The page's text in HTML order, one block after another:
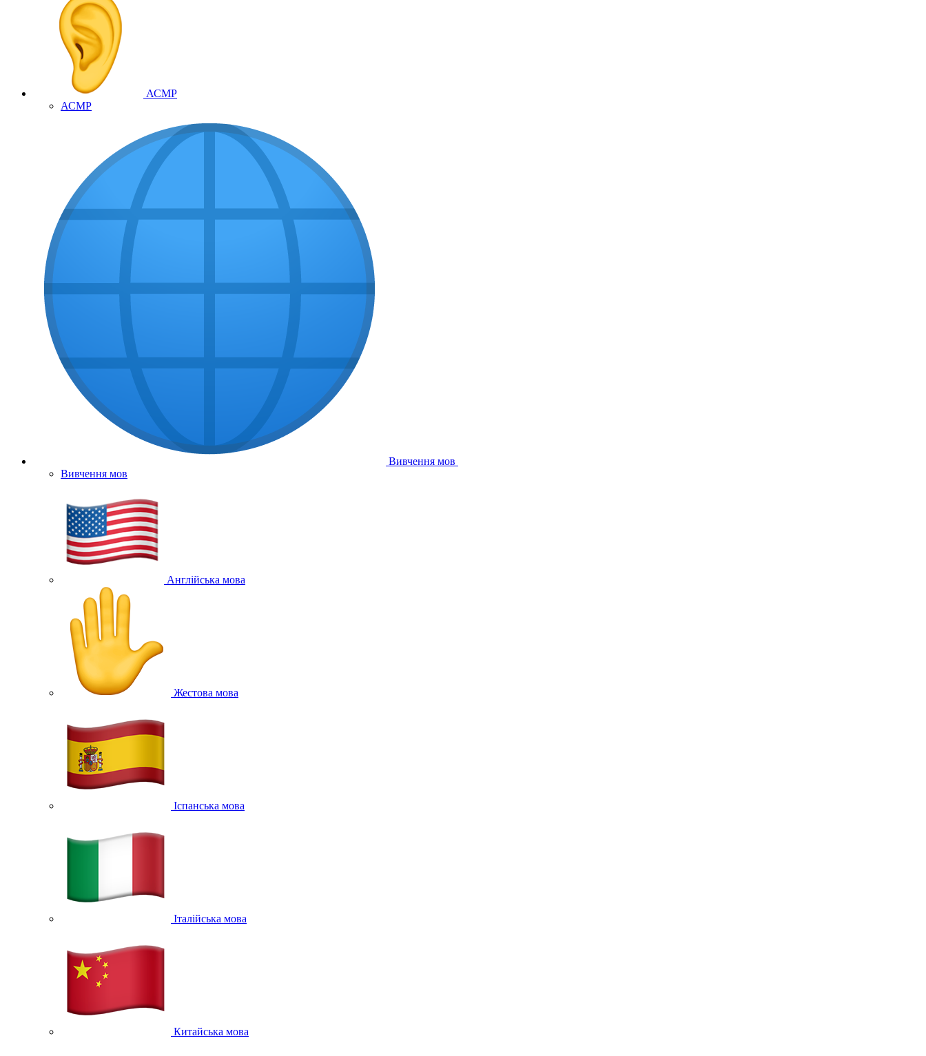
АСМР
АСМР
Вивчення мов
Вивчення мов
Англійська мова
Жестова мова
Іспанська мова
Італійська мова
Китайська мова